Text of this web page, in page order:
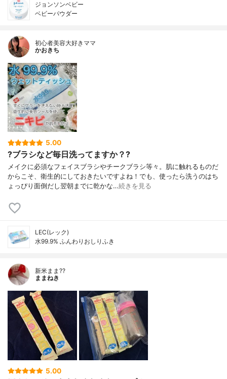
ジョンソンベビー
ベビーパウダー
初心者美容大好きママ
かおきち
5.00
?ブラシなど毎日洗ってますか？?
メイクに必須なフェイスブラシやチークブラシ等々。肌に触れるものだ
からこそ、衛生的にしておきたいですよね！でも、使ったら洗うのはち
ょっぴり面倒だし翌朝までに乾かな…続きを見る
LEC(レック)
水99.9% ふんわりおしりふき
新米まま??
ままねき
5.00